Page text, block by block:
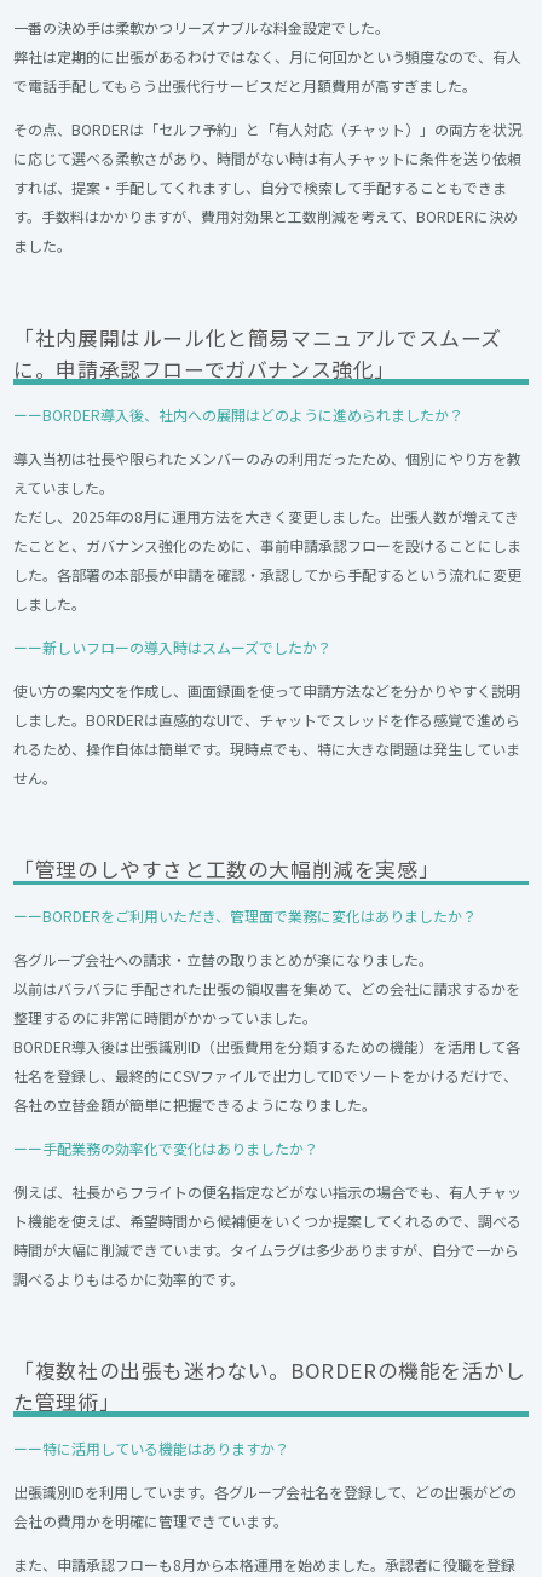
一番の決め手は柔軟かつリーズナブルな料金設定でした。
弊社は定期的に出張があるわけではなく、月に何回かという頻度なので、有人
で電話手配してもらう出張代行サービスだと月額費用が高すぎました。
その点、BORDERは「セルフ予約」と「有人対応（チャット）」の両方を状況
に応じて選べる柔軟さがあり、時間がない時は有人チャットに条件を送り依頼
すれば、提案・手配してくれますし、自分で検索して手配することもできま
す。手数料はかかりますが、費用対効果と工数削減を考えて、BORDERに決め
ました。
「社内展開はルール化と簡易マニュアルでスムーズ
に。申請承認フローでガバナンス強化」
ーーBORDER導入後、社内への展開はどのように進められましたか？
導入当初は社長や限られたメンバーのみの利用だったため、個別にやり方を教
えていました。
ただし、2025年の8月に運用方法を大きく変更しました。出張人数が増えてき
たことと、ガバナンス強化のために、事前申請承認フローを設けることにしま
した。各部署の本部長が申請を確認・承認してから手配するという流れに変更
しました。
ーー新しいフローの導入時はスムーズでしたか？
使い方の案内文を作成し、画面録画を使って申請方法などを分かりやすく説明
しました。BORDERは直感的なUIで、チャットでスレッドを作る感覚で進めら
れるため、操作自体は簡単です。現時点でも、特に大きな問題は発生していま
せん。
「管理のしやすさと工数の大幅削減を実感」
ーーBORDERをご利用いただき、管理面で業務に変化はありましたか？
各グループ会社への請求・立替の取りまとめが楽になりました。
以前はバラバラに手配された出張の領収書を集めて、どの会社に請求するかを
整理するのに非常に時間がかかっていました。
BORDER導入後は出張識別ID（出張費用を分類するための機能）を活用して各
社名を登録し、最終的にCSVファイルで出力してIDでソートをかけるだけで、
各社の立替金額が簡単に把握できるようになりました。
ーー手配業務の効率化で変化はありましたか？
例えば、社長からフライトの便名指定などがない指示の場合でも、有人チャッ
ト機能を使えば、希望時間から候補便をいくつか提案してくれるので、調べる
時間が大幅に削減できています。タイムラグは多少ありますが、自分で一から
調べるよりもはるかに効率的です。
「複数社の出張も迷わない。BORDERの機能を活かし
た管理術」
ーー特に活用している機能はありますか？
出張識別IDを利用しています。各グループ会社名を登録して、どの出張がどの
会社の費用かを明確に管理できています。
また、申請承認フローも8月から本格運用を始めました。承認者に役職を登録